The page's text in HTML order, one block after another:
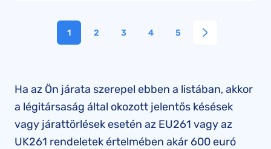
1 2 3 4 5
Ha az Ön járata szerepel ebben a listában, akkor
a légitársaság által okozott jelentős késések
vagy járattörlések esetén az EU261 vagy az
UK261 rendeletek értelmében akár 600 euró